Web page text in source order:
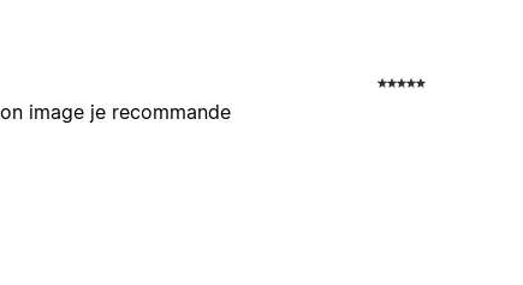
image je recommande